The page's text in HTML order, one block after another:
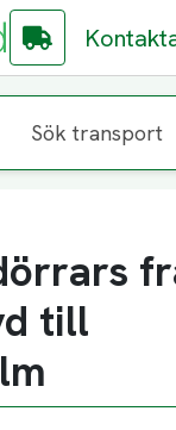
Sök transport
till